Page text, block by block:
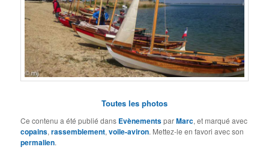
Toutes les photos
Ce contenu a été publié dans EvènementsparMarc, et marqué avec
copains,rassemblement,voile-aviron. Mettez-le en favori avec son
permalien.